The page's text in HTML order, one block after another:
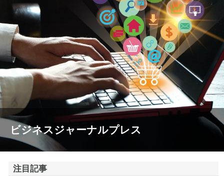
ビジネスジャーナルプレス
注目記事